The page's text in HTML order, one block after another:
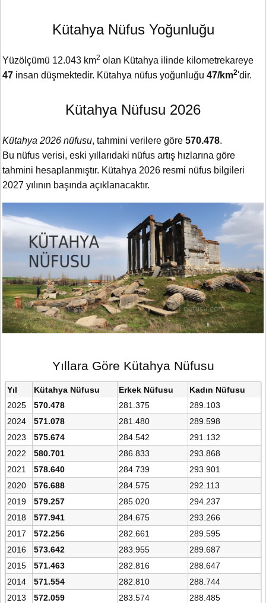
Kütahya Nüfus Yoğunluğu
Yüzölçümü 12.043 km2 olan Kütahya ilinde kilometrekareye
47 insan düşmektedir. Kütahya nüfus yoğunluğu 47/km2'dir.
Kütahya Nüfusu 2026
Kütahya 2026 nüfusu, tahmini verilere göre 570.478.
Bu nüfus verisi, eski yıllarıdaki nüfus artış hızlarına göre
tahmini hesaplanmıştır. Kütahya 2026 resmi nüfus bilgileri
2027 yılının başında açıklanacaktır.
Yıllara Göre Kütahya Nüfusu
Yıl Kütahya Nüfusu Erkek Nüfusu
Kadın Nüfusu
2025
570.478 281.375
289.103
2024
571.078 281.480
289.598
2023
575.674 284.542
291.132
2022
580.701 286.833
293.868
2021
578.640 284.739
293.901
2020
576.688 284.575
292.113
2019
579.257 285.020
294.237
2018
577.941 284.675
293.266
2017
572.256 282.661
289.595
2016
573.642 283.955
289.687
2015
571.463 282.816
288.647
2014
571.554 282.810
288.744
2013
572.059 283.574
288.485